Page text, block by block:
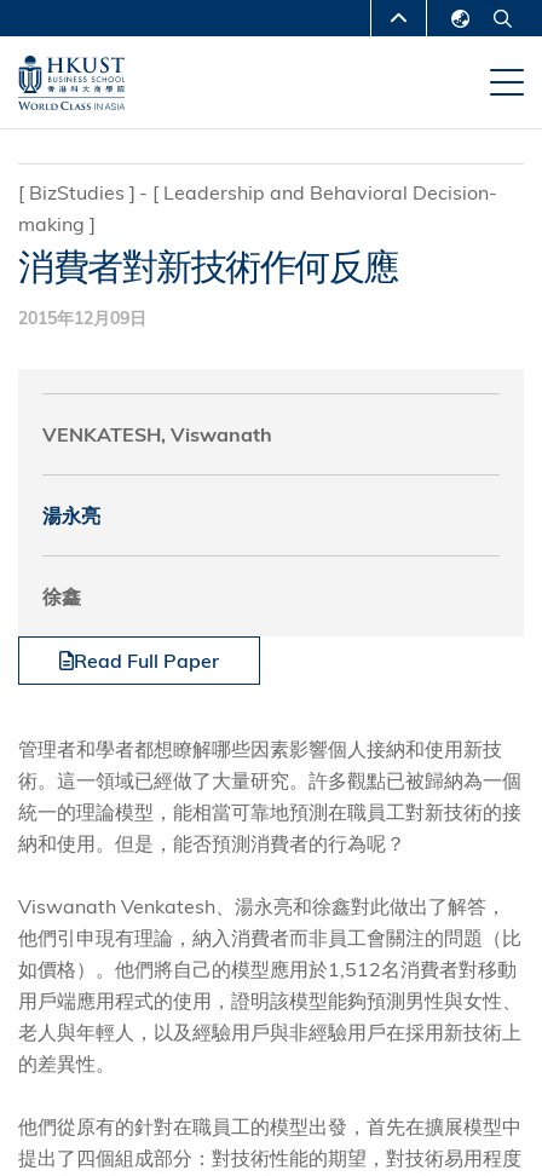
主
內
MORE ABOUT HKUST
UNIVERSITY NEWS
DEPARTMENTS A-Z
MAP & DIRECTIONS
FACULTY PROFILES ABOUT HKUST
[ BizStudies ] [ Leadership and Behavioral Decision-
making ]
消費者對新技術作何反應
2015年12月09日
VENKATESH, Viswanath
湯永亮
徐鑫
Read Full Paper
管理者和學者都想瞭解哪些因素影響個人接納和使用新技
術。這一領域已經做了大量研究。許多觀點已被歸納為一個
統一的理論模型，能相當可靠地預測在職員工對新技術的接
納和使用。但是，能否預測消費者的行為呢？
Viswanath Venkatesh、湯永亮和徐鑫對此做出了解答，
他們引申現有理論，納入消費者而非員工會關注的問題（比
如價格）。他們將自己的模型應用於1,512名消費者對移動
用戶端應用程式的使用，證明該模型能夠預測男性與女性、
老人與年輕人，以及經驗用戶與非經驗用戶在採用新技術上
的差異性。
他們從原有的針對在職員工的模型出發，首先在擴展模型中
提出了四個組成部分：對技術性能的期望，對技術易用程度